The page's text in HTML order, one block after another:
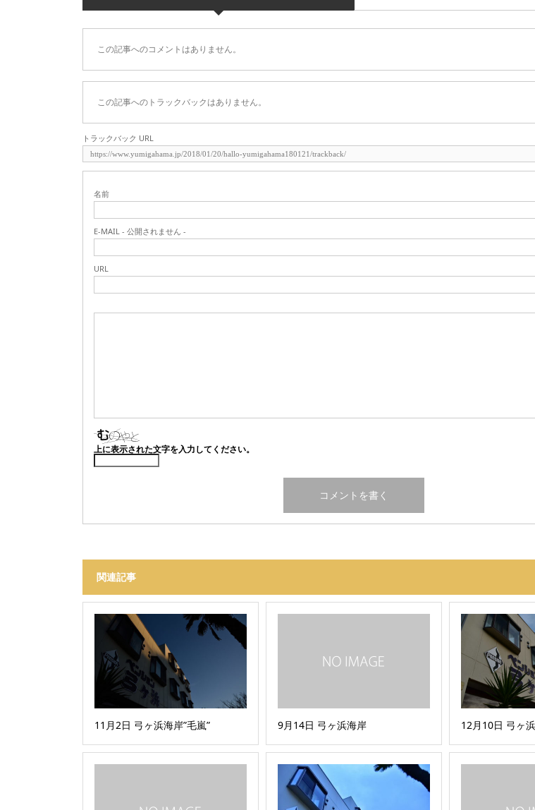
この記事へのコメントはありません。
この記事へのトラックバックはありません。
トラックバック URL
名前
E-MAIL - 公開されません -
URL
上に表示された文字を入力してください。
関連記事
11月2日 弓ヶ浜海岸”毛嵐” 9月14日 弓ヶ浜海岸 12月10日 弓ヶ